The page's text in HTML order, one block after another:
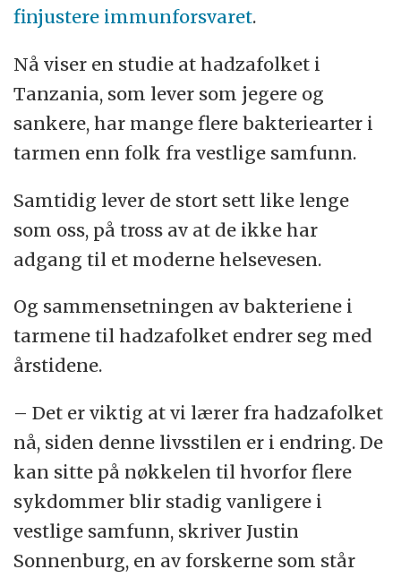
bakteriefamilien i gjennomsnitt 21
0,8 prosent hos hazdaene.
Tarmfloraen hos ​​folk fra Amerika hadde
vesentlig flere antibiotikaresistente gener
I alt var det fire bakteriefamilier i
hadzaene som særlig endret seg i løpet
av årstidene. Flere av disse forsvant
nesten helt på slutten av en sesong.
Hadzaene hadde flere enzymer til å bryte
ned plantekarbohydrater enn folk med
Kilde: Science
finjustere immunforsvaret.
Nå viser en studie at hadzafolket i
Tanzania, som lever som jegere og
sankere, har mange flere bakteriearter i
tarmen enn folk fra vestlige samfunn.
Samtidig lever de stort sett like lenge
som oss, på tross av at de ikke har
adgang til et moderne helsevesen.
Og sammensetningen av bakteriene i
tarmene til hadzafolket endrer seg med
årstidene.
– Det er viktig at vi lærer fra hadzafolket
nå, siden denne livsstilen er i endring. De
kan sitte på nøkkelen til hvorfor flere
sykdommer blir stadig vanligere i
vestlige samfunn, skriver Justin
Sonnenburg, en av forskerne som står